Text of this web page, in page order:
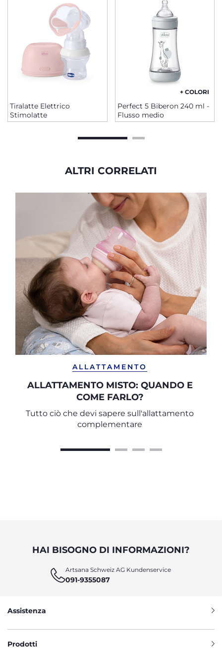
Tiralatte Elettrico
Stimolatte
+ COLORI
Perfect 5 Biberon 240 ml -
Flusso medio
ALTRI CORRELATI
ALLATTAMENTO
ALLATTAMENTO MISTO: QUANDO E
COME FARLO?
Tutto ciò che devi sapere sull'allattamento
complementare
HAI BISOGNO DI INFORMAZIONI?
Artsana Schweiz AG Kundenservice
091-9355087
Assistenza
Prodotti